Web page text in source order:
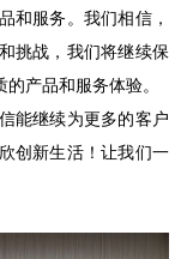
和服务。我们相信，
挑战，我们将继续保
产品和服务体验。
能继续为更多的客户
创新生活！让我们一